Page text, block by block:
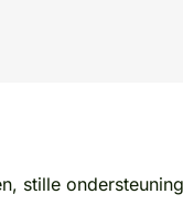
stille